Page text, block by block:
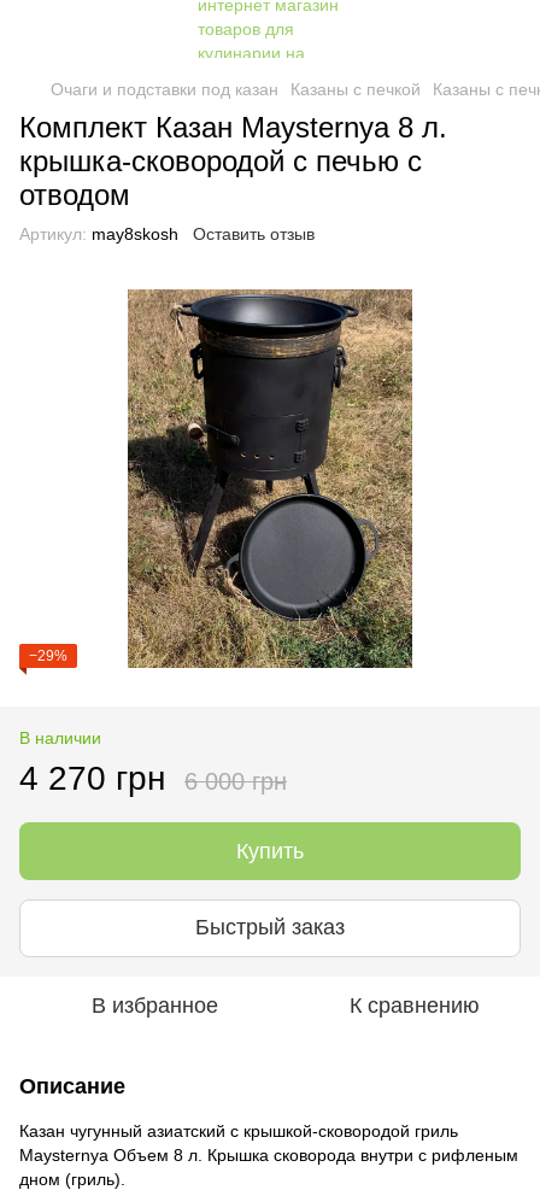
Очаги и подставки под казан Казаны с печкой Казаны с
Комплект Казан Maysternya 8 л.
крышка-сковородой с печью с
отводом
Артикул: may8skosh Оставить отзыв
−29%
В наличии
4 270 грн 6 000 грн
Купить
Быстрый заказ
В избранное К сравнению
Описание
Казан чугунный азиатский с крышкой-сковородой гриль
Maysternya Объем 8 л. Крышка сковорода внутри с рифленым
дном (гриль).